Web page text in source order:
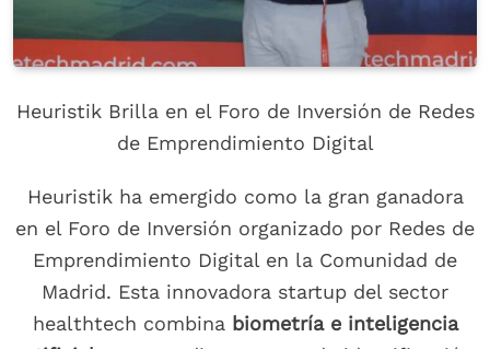
Heuristik Brilla en el Foro de Inversión de Redes
de Emprendimiento Digital
Heuristik ha emergido como la gran ganadora
en el Foro de Inversión organizado por Redes de
Emprendimiento Digital en la Comunidad de
Madrid. Esta innovadora startup del sector
healthtech combina biometría e inteligencia